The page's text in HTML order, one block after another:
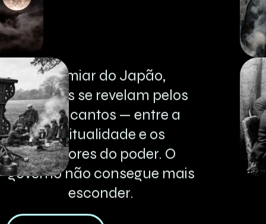
Nolimiar do Japão,
segredos se revelam pelos
quatro cantos — entre a
espiritualidade e os
bastidores do poder. O
governonão consegue mais
esconder.